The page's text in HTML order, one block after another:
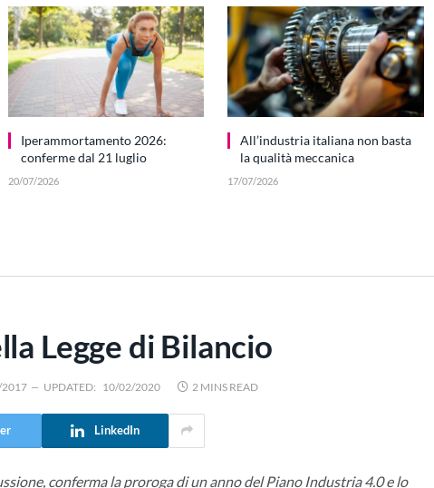
Iperammortamento 2026:
conferme dal 21 luglio
20/07/2026
All’industria italiana non basta
la qualità meccanica
17/07/2026
Legge di Bilancio
UPDATED: 10/02/2020 2 MINS READ
LinkedIn
conferma la proroga di un anno del Piano Industria 4.0 e lo